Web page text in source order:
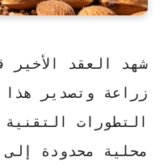
شهد العقد الأخير
زراعة وتصدير
التطورات
محلية محدودة إلى